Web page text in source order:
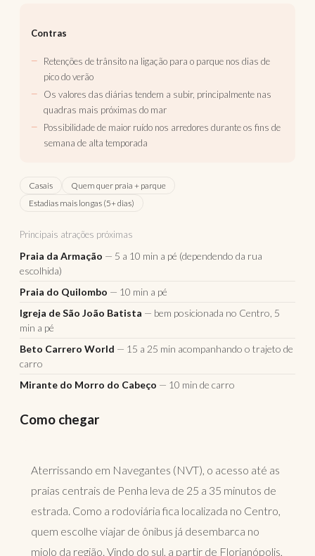
Contras
Retenções de trânsito na ligação para o parque nos dias de
pico do verão
Os valores das diárias tendem a subir, principalmente nas
quadras mais próximas do mar
Possibilidade de maior ruído nos arredores durante os fins de
semana de alta temporada
Casais
Quem quer praia + parque
Estadias mais longas (5+ dias)
Principais atrações próximas
Praia da Armação — 5 a 10 min a pé (dependendo da rua
escolhida)
Praia do Quilombo — 10 min a pé
Igreja de São João Batista — bem posicionada no Centro, 5
min a pé
Beto Carrero World — 15 a 25 min acompanhando o trajeto de
carro
Mirante do Morro do Cabeço — 10 min de carro
Como chegar
Aterrissando em Navegantes (NVT), o acesso até as
praias centrais de Penha leva de 25 a 35 minutos de
estrada. Como a rodoviária fica localizada no Centro,
quem escolhe viajar de ônibus já desembarca no
miolo da região. Vindo do sul, a partir de Florianópolis,